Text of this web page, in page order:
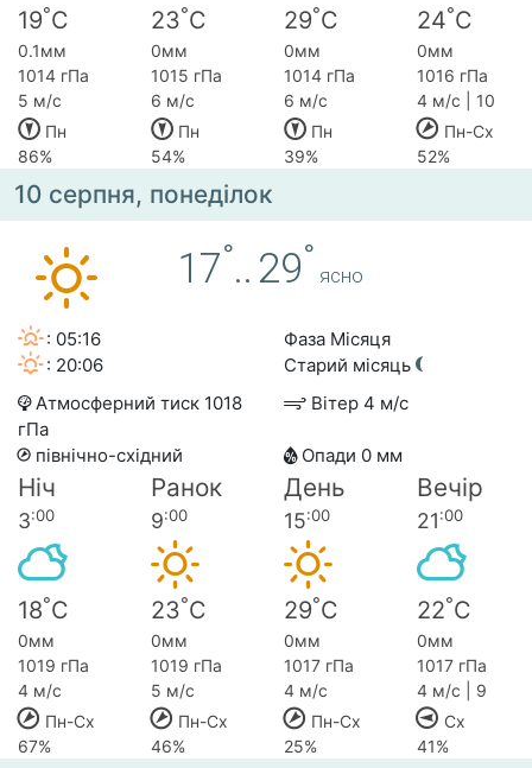
19°C 23°C 29°C 24°C
0.1мм 0мм 0мм
0мм
1014 гПа
1015 гПа 1014 гПа
1016 гПа
5 м/с
6 м/с 6 м/с
4 м/с | 10
Пн
Пн Пн
Пн-Сх
86%
54% 39% 52%
10 серпня, понеділок
17°.. 29°
ясно
: 05:16
: 20:06
Фаза Місяця
Старий місяць
Атмосферний тиск 1018
гПа
Вітер 4 м/с
північно-східний Опади 0 мм
Ніч Ранок День Вечір
3:00 9:00 15:00 21:00
18°C 23°C 29°C 22°C
0мм 0мм 0мм
0мм
1019 гПа
1019 гПа 1017 гПа
1017 гПа
4 м/с
5 м/с 4 м/с
4 м/с | 9
Пн-Сх
Пн-Сх Пн-Сх
Сх
67%
46% 25% 41%